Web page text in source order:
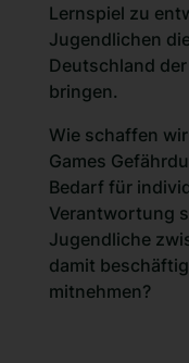
Lernspiel zu
Jugendlichen
Deutschland
bringen.
Wie schaffen
Games
Bedarf für
Verantwortung
Jugendliche
damit
mitnehmen?